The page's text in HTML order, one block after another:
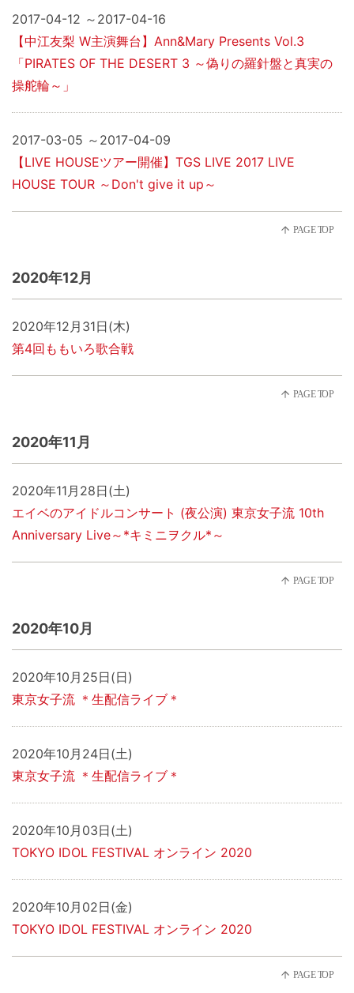
2017-04-12 ～2017-04-16
【中江友梨 W主演舞台】Ann&Mary Presents Vol.3
「PIRATES OF THE DESERT 3 ～偽りの羅針盤と真実の
操舵輪～」
2017-03-05 ～2017-04-09
【LIVE HOUSEツアー開催】TGS LIVE 2017 LIVE
HOUSE TOUR ～Don't give it up～
2020年12月
2020年12月31日(木)
第4回ももいろ歌合戦
2020年11月
2020年11月28日(土)
エイベのアイドルコンサート (夜公演) 東京女子流 10th
Anniversary Live～*キミニヲクル*～
2020年10月
2020年10月25日(日)
東京女子流 ＊生配信ライブ＊
2020年10月24日(土)
東京女子流 ＊生配信ライブ＊
2020年10月03日(土)
TOKYO IDOL FESTIVAL オンライン 2020
2020年10月02日(金)
TOKYO IDOL FESTIVAL オンライン 2020